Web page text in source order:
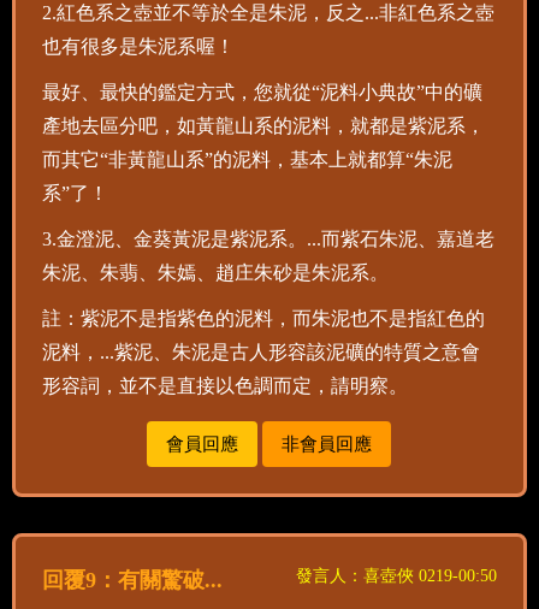
2.紅色系之壺並不等於全是朱泥，反之...非紅色系之壺
也有很多是朱泥系喔！
最好、最快的鑑定方式，您就從“泥料小典故”中的礦
產地去區分吧，如黃龍山系的泥料，就都是紫泥系，
而其它“非黃龍山系”的泥料，基本上就都算“朱泥
系”了！
3.金澄泥、金葵黃泥是紫泥系。...而紫石朱泥、嘉道老
朱泥、朱翡、朱嫣、趙庄朱砂是朱泥系。
註：紫泥不是指紫色的泥料，而朱泥也不是指紅色的
泥料，...紫泥、朱泥是古人形容該泥礦的特質之意會
形容詞，並不是直接以色調而定，請明察。
會員回應 非會員回應
回覆9：有關驚破... 發言人：喜壺俠 0219-00:50